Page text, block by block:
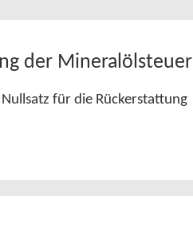
der Mineralölsteuer
für die Rückerstattung